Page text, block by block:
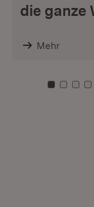
die ganze
Mehr
ZuZuZu